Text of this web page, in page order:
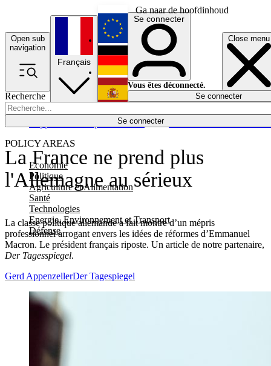
Ga naar de hoofdinhoud
Open sub
navigation
Close menu
Recherche
Se connecter
POLICY AREAS
Economie
Politique
Agriculture et Alimentation
Santé
Technologies
Energie, Environnement et Transport
Défense
Économie
Français
English
Deutsch
Español
Se connecter
Vous êtes déconnecté.
Se connecter
La France ne prend plus
l'Allemagne au sérieux
La classe politique allemande a fait montre d’un mépris
professionnel arrogant envers les idées de réformes d’Emmanuel
Macron. Le président français riposte. Un article de notre partenaire,
Der Tagesspiegel.
Gerd AppenzellerDer Tagespiegel